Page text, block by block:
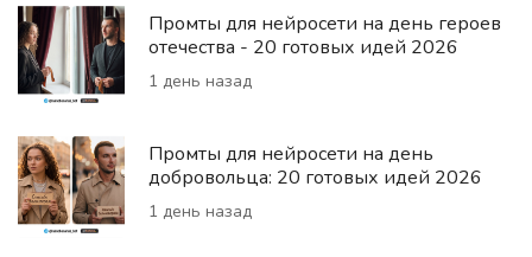
Промты для нейросети на день героев
отечества - 20 готовых идей 2026
1 день назад
Промты для нейросети на день
добровольца: 20 готовых идей 2026
1 день назад